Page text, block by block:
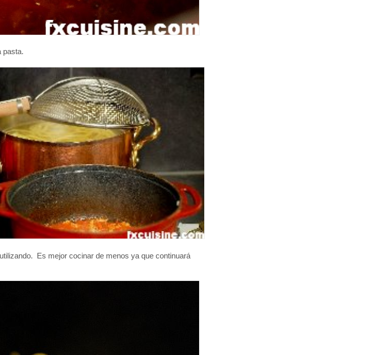
pasta.
Es mejor cocinar de menos ya que continuará